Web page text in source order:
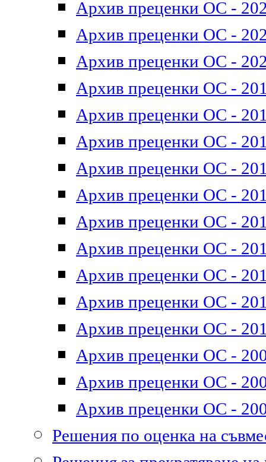
Архив преценки ОС -
Архив преценки ОС -
Архив преценки ОС -
Архив преценки ОС -
Архив преценки ОС -
Архив преценки ОС -
Архив преценки ОС -
Архив преценки ОС -
Архив преценки ОС -
Архив преценки ОС -
Архив преценки ОС -
Архив преценки ОС -
Архив преценки ОС -
Архив преценки ОС -
Архив преценки ОС -
Архив преценки ОС -
Решения по оценка на